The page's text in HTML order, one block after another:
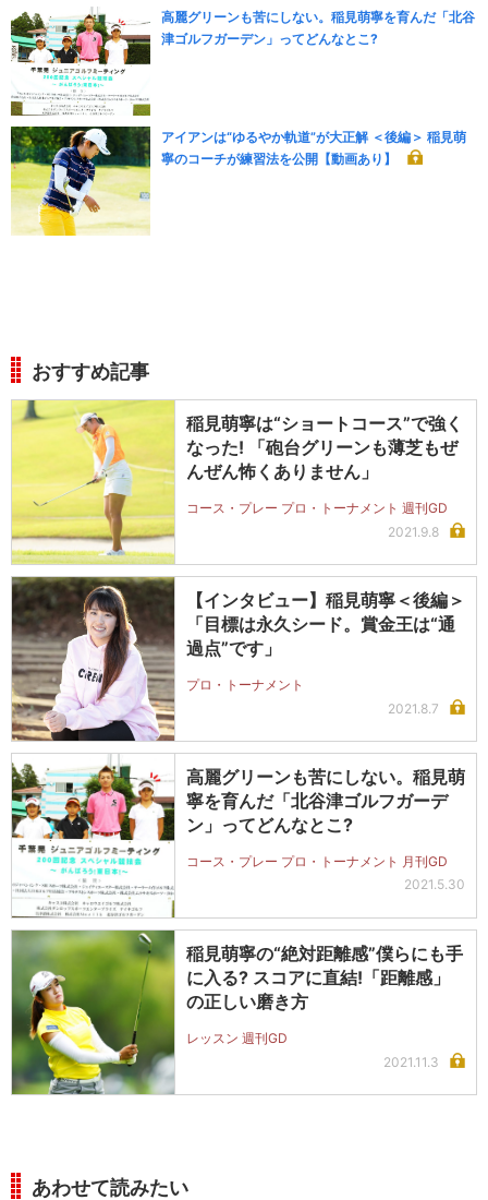
高麗グリーンも苦にしない。稲見萌寧を育んだ「北谷
津ゴルフガーデン」ってどんなとこ?
アイアンは“ゆるやか軌道”が大正解 ＜後編＞ 稲見萌
寧のコーチが練習法を公開【動画あり】
おすすめ記事
稲見萌寧は“ショートコース”で強く
なった! 「砲台グリーンも薄芝もぜ
んぜん怖くありません」
コース・プレー プロ・トーナメント 週刊GD
2021.9.8
【インタビュー】稲見萌寧＜後編＞
「目標は永久シード。賞金王は“通
過点”です」
プロ・トーナメント
2021.8.7
高麗グリーンも苦にしない。稲見萌
寧を育んだ「北谷津ゴルフガーデ
ン」ってどんなとこ?
コース・プレー プロ・トーナメント 月刊GD
2021.5.30
稲見萌寧の“絶対距離感”僕らにも手
に入る? スコアに直結!「距離感」
の正しい磨き方
レッスン 週刊GD
2021.11.3
あわせて読みたい